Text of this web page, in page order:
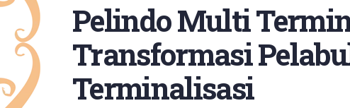
Pelindo Multi
Transformasi
Terminalisasi